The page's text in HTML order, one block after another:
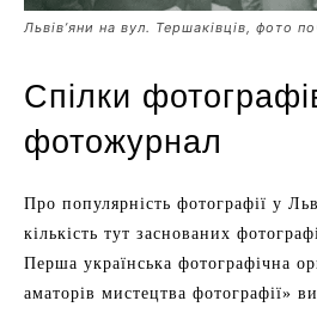
Львів’яни на вул. Тершаківців, фото
Спілки
фотожурнал
Про популярність фотографії у
кількість тут заснованих
Перша українська фотографічна
аматорів мистецтва фотографії»